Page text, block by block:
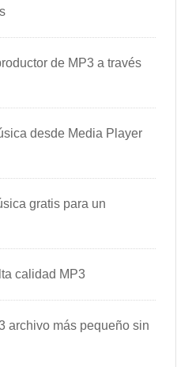
de MP3 a través
desde Media Player
gratis para un
calidad MP3
archivo más pequeño sin